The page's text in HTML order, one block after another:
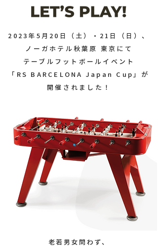
2023年5月20日（土）・21日（日）、
ノーガホテル秋葉原 東京にて
テーブルフットボールイベント
「RS BARCELONA Japan Cup」が
開催されました！
老若男女問わず、